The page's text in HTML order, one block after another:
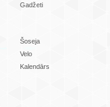
Gadžeti
Šoseja
Velo
Kalendārs